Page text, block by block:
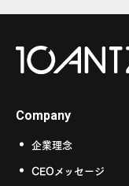
Company
企業理念
CEOメッセージ